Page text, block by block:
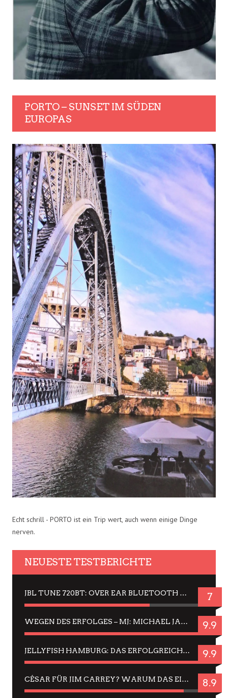
PORTO – SUNSET IM SÜDEN
EUROPAS
Echt schrill - PORTO ist ein Trip wert, auch wenn einige Dinge
nerven.
NEUESTE TESTBERICHTE
JBL TUNE 720BT: OVER EAR BLUETOOTH KOPFHÖRER UM DIE 50,-€ IM DAUER-TEST 7
WEGEN DES ERFOLGES – MJ: MICHAEL JACKSON MUSICAL IN EINER MATINEE SEHEN 9.9
JELLYFISH HAMBURG: DAS ERFOLGREICHE SOMMER-MENÜ 2025 IN GEFÜHLEN UND BILDERN 9.9
CÉSAR FÜR JIM CARREY? WARUM DAS EINER DER NERVIGSTEN ACTORS IST UND BLEIBT 8.9